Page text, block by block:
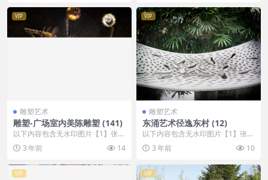
VIP
雕塑艺术
雕塑-广场室内美陈雕塑 (141)
以下内容包含无水印图片【1】张
，开通会员无障碍浏览 开通VIP会
员 3 年前 14
VIP
雕塑艺术
东涌艺术径逸东村 (12)
以下内容包含无水印图片【1】张
，开通会员无障碍浏览 开通VIP会
员 3 年前 10
VIP VIP